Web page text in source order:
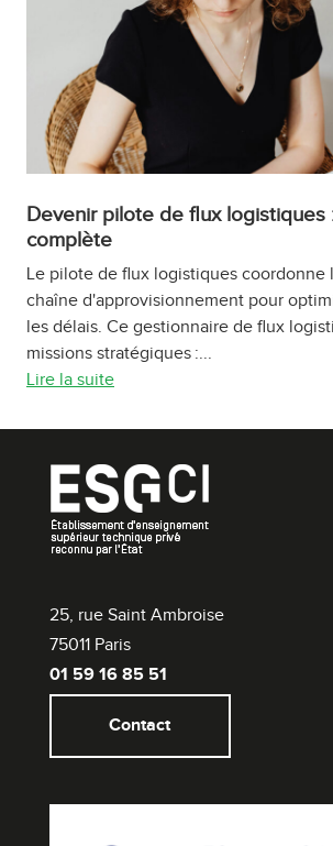
Devenir pilote de flux logistiques
complète
Le pilote de flux logistiques coordonne
chaîne d'approvisionnement pour
les délais. Ce gestionnaire de flux
missions stratégiques :...
Lire la suite
25, rue Saint Ambroise
75011 Paris
01 59 16 85 51
Contact